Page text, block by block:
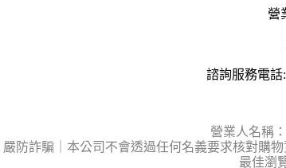
營
諮詢服務電話
營業人名稱
嚴防詐騙｜本公司不會透過任何名義要求核對購
最佳瀏